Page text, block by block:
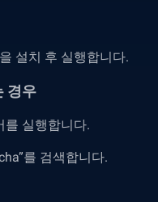
설치 후 실행합니다.
경우
를 실행합니다.
”를 검색합니다.